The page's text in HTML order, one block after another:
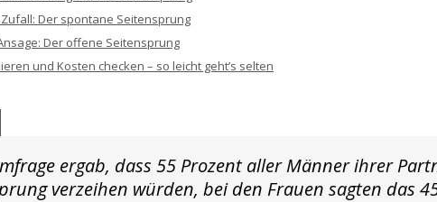
Der spontane Seitensprung
Der offene Seitensprung
und Kosten checken – so leicht geht’s selten
ergab, dass 55 Prozent aller Männer ihrer
verzeihen würden, bei den Frauen sagten das